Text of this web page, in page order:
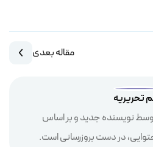
مقاله بعدی
تحریریه
نویسنده جدید و بر اساس
در دست بروزرسانی است.